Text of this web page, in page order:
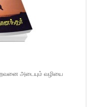
அடையும் வழியை